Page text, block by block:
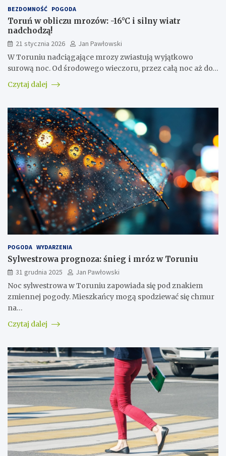
BEZDOMNOŚĆ POGODA
Toruń w obliczu mrozów: -16°C i silny wiatr
nadchodzą!
21 stycznia 2026
Jan Pawłowski
W Toruniu nadciągające mrozy zwiastują wyjątkowo
surową noc. Od środowego wieczoru, przez całą noc aż do…
Czytaj dalej
POGODA WYDARZENIA
Sylwestrowa prognoza: śnieg i mróz w Toruniu
31 grudnia 2025
Jan Pawłowski
Noc sylwestrowa w Toruniu zapowiada się pod znakiem
zmiennej pogody. Mieszkańcy mogą spodziewać się chmur
na…
Czytaj dalej